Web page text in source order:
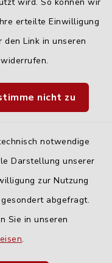
erteilte Einwilligung
Link in unseren
widerrufen.
nicht zu
notwendige
Darstellung unserer
zur Nutzung
abgefragt.
Sie in unseren
.